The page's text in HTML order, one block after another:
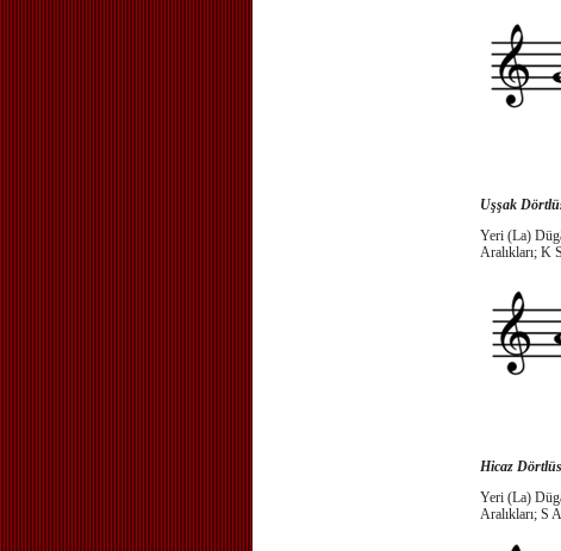
Uşşak
Yeri (La)
Aralıkları; K
Hicaz
Yeri (La)
Aralıkları; S